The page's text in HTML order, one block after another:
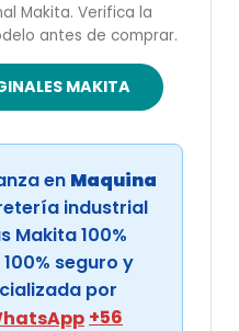
Makita. Verifica la
antes de comprar.
MAKITA
en Maquina
industrial
Makita 100%
seguro y
por
+56